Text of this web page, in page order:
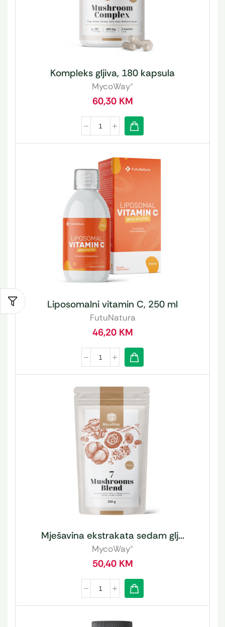
Kompleks gljiva, 180 kapsula
MycoWay®
60,30 KM
Liposomalni vitamin C, 250 ml
FutuNatura
46,20 KM
Mješavina ekstrakata sedam glj...
MycoWay®
50,40 KM